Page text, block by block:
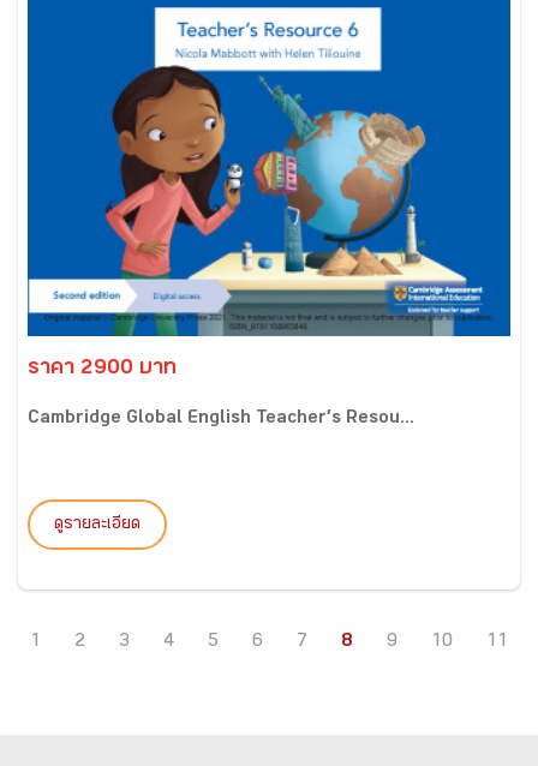
ราคา 2900 บาท
Cambridge Global English Teacher’s Resou...
ดูรายละเอียด
1 2 3 4 5 6 7 8 9 10 11